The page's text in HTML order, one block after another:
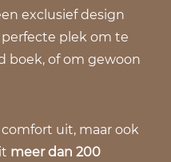
exclusief design
plek om te
boek, of om gewoon
uit, maar ook
meer dan 200